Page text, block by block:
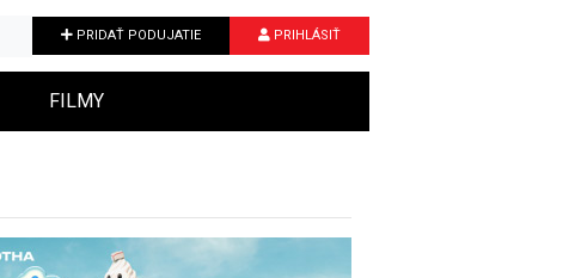
PRIDAŤ PODUJATIE PRIHLÁSIŤ
FILMY